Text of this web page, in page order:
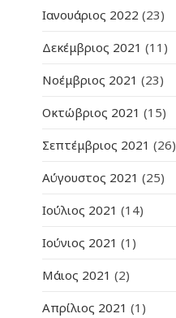
Ιανουάριος 2022 (23)
Δεκέμβριος 2021 (11)
Νοέμβριος 2021 (23)
Οκτώβριος 2021 (15)
Σεπτέμβριος 2021 (26)
Αύγουστος 2021 (25)
Ιούλιος 2021 (14)
Ιούνιος 2021 (1)
Μάιος 2021 (2)
Απρίλιος 2021 (1)